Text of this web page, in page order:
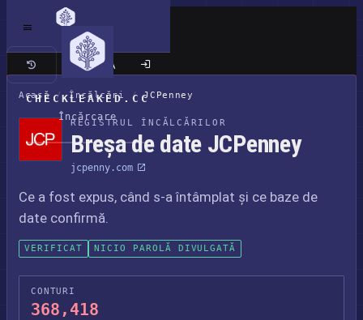
CHECKLEAKED.CC
Încărcare
Site clasic
Acasă / Încălcări / JCPenney
REGISTRUL ÎNCĂLCĂRILOR
Breșa de date JCPenney
jcpenny.com
Ce a fost expus, când s-a întâmplat și ce baze de
date confirmă.
VERIFICAT NICIO PAROLĂ DIVULGATĂ
CONTURI
368,418